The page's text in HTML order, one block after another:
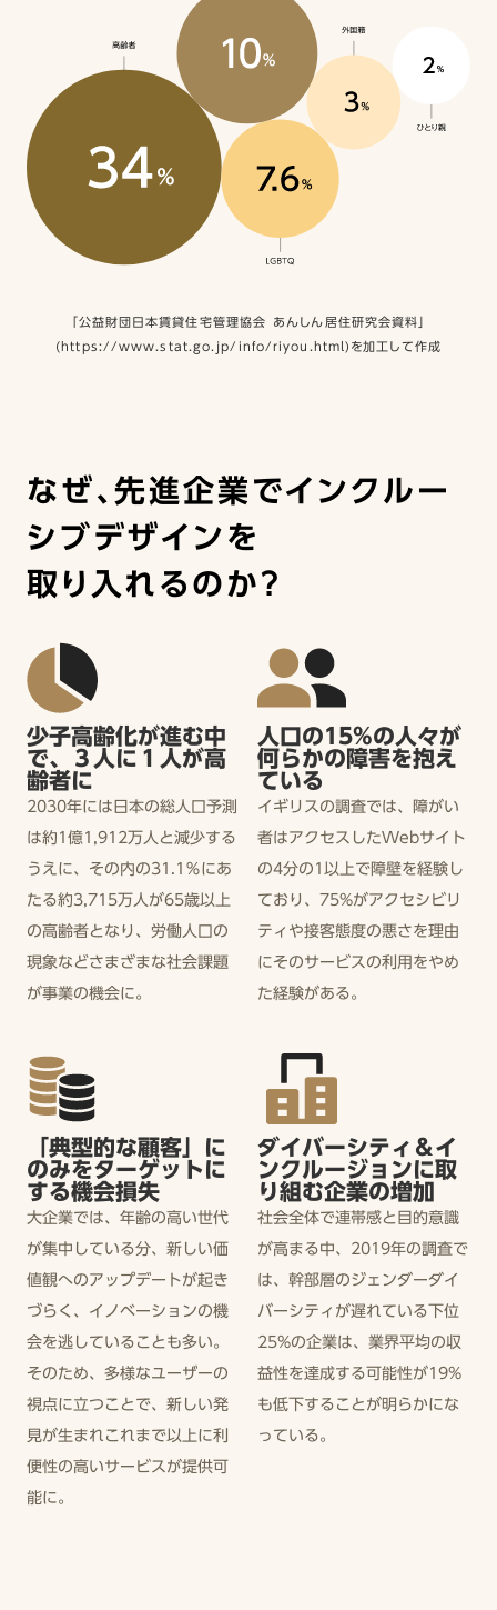
「公益財団日本賃貸住宅管理協会 あんしん居住研究会資料」
(https://www.stat.go.jp/info/riyou.html)を加工して作成
なぜ、先進企業でインクルー
シブデザインを
取り入れるのか？
少子高齢化が進む中
で、３人に１人が高
齢者に
2030年には日本の総人口予測
は約1億1,912万人と減少する
うえに、その内の31.1％にあ
たる約3,715万人が65歳以上
の高齢者となり、労働人口の
現象などさまざまな社会課題
が事業の機会に。
人口の15%の人々が
何らかの障害を抱え
ている
イギリスの調査では、障がい
者はアクセスしたWebサイト
の4分の1以上で障壁を経験し
ており、75%がアクセシビリ
ティや接客態度の悪さを理由
にそのサービスの利用をやめ
た経験がある。
「典型的な顧客」に
のみをターゲットに
する機会損失
大企業では、年齢の高い世代
が集中している分、新しい価
値観へのアップデートが起き
づらく、イノベーションの機
会を逃していることも多い。
そのため、多様なユーザーの
視点に立つことで、新しい発
見が生まれこれまで以上に利
便性の高いサービスが提供可
能に。
ダイバーシティ＆イ
ンクルージョンに取
り組む企業の増加
社会全体で連帯感と目的意識
が高まる中、2019年の調査で
は、幹部層のジェンダーダイ
バーシティが遅れている下位
25%の企業は、業界平均の収
益性を達成する可能性が19%
も低下することが明らかにな
っている。